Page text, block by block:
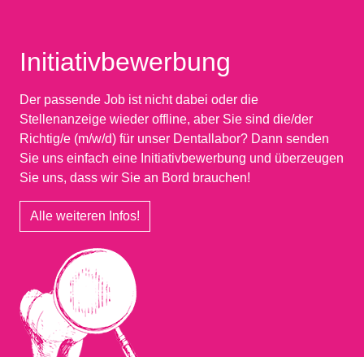
Initiativbewerbung
Der passende Job ist nicht dabei oder die
Stellenanzeige wieder offline, aber Sie sind die/der
Richtig/e (m/w/d) für unser Dentallabor? Dann senden
Sie uns einfach eine Initiativbewerbung und überzeugen
Sie uns, dass wir Sie an Bord brauchen!
Alle weiteren Infos!